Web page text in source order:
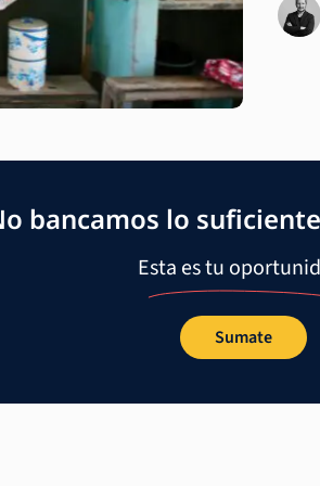
bancamos lo
Esta es tu
Sumate